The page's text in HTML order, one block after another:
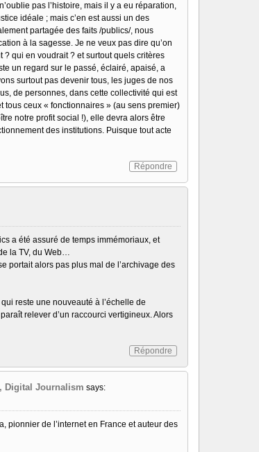
pas l’histoire, mais il y a eu réparation,
idéale ; mais c’en est aussi un des
partagée des faits /publics/, nous
à la sagesse. Je ne veux pas dire qu’on
qui en voudrait ? et surtout quels critères
un regard sur le passé, éclairé, apaisé, a
surtout pas devenir tous, les juges de nos
de personnes, dans cette collectivité qui est
tous ceux « fonctionnaires » (au sens premier)
notre profit social !), elle devra alors être
des institutions. Puisque tout acte
Répondre
a été assuré de temps immémoriaux, et
la TV, du Web…
portait alors pas plus mal de l’archivage des
reste une nouveauté à l’échelle de
relever d’un raccourci vertigineux. Alors
Répondre
Digital Journalism says:
pionnier de l’internet en France et auteur des